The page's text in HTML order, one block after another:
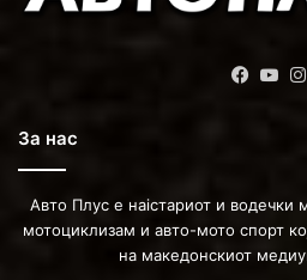
За нас
Авто Плус е наістариот и
мотоциклизам и авто-мото спорт
на македонскиот